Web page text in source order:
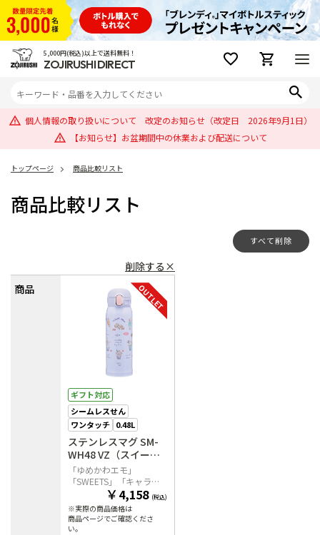
5,000円(税込)以上で送料無料！
ZOJIRUSHI DIRECT
個人情報の取り扱いについて 改定のお知らせ（改定日 2026年9月1日）
【お知らせ】お盆期間中の休業および配送について
トップページ 商品比較リスト
商品比較リスト
すべて削除
商品
削除する×
OUTLET
ギフト対応
シームレスせん
ワンタッチ 0.48L
ステンレスマグ SM-
WH48 VZ（スイーツ
パープル）
「ゆめかわエモ」
「SWEETS」「キャラク
ター」柄の かわいいデザ
インで心にときめきを。
￥4,158 (税込)
※実際の商品価格は
商品ページでご確認くださ
い。